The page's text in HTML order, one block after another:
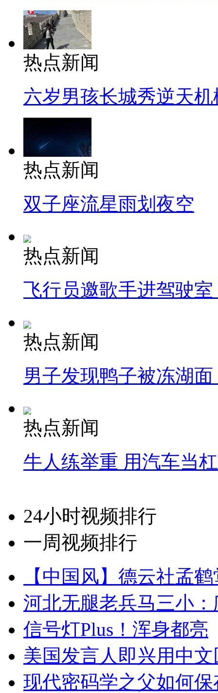
热点新闻
六岁男孩长城秀逆天机
热点新闻
双子座流星雨划夜空
热点新闻
飞行员邀歌手进驾驶
热点新闻
男子发现鸭子被冻湖
热点新闻
牛人练举重 用汽车当
24小时视频排行
一周视频排行
【中国风】德云社孟
河北无腿老兵马三小
信号灯Plus！浑身都亮
美国发言人即兴用中
现代密码学之父如何